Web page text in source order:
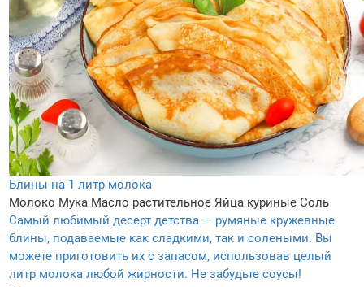
Блины на 1 литр молока
Молоко Мука Масло растительное Яйца куриные Соль
Самый любимый десерт детства — румяные кружевные
блины, подаваемые как сладкими, так и солеными. Вы
можете приготовить их с запасом, использовав целый
литр молока любой жирности. Не забудьте соусы!